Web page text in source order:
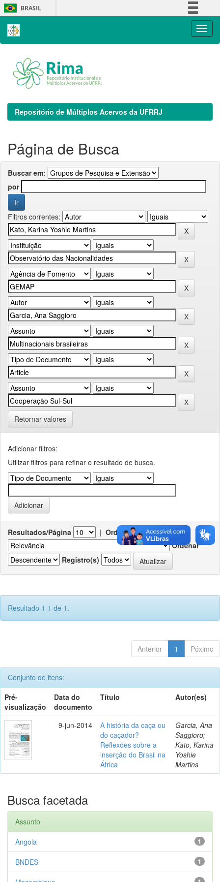
Skip
navigation
BRASIL
Repositório de Múltiplos Acervos da UFRRJ
Página de Busca
Buscar em:
por
Filtros correntes:
Retornar valores
Adicionar filtros:
Utilizar filtros para refinar o resultado de busca.
Resultados/Página | Ordenar registros por
Ordenar
Registro(s)
Resultado 1-1 de 1.
Anterior 1 Póximo
Conjunto de itens:
Pré-
visualização
Data do
documento
Título Autor(es)
9-jun-2014
A história da caça ou
do caçador?
Reflexões sobre a
inserção do Brasil na
África
Garcia, Ana
Saggioro;
Kato, Karina
Yoshie
Martins
Busca facetada
Assunto
1
Angola
1
BNDES